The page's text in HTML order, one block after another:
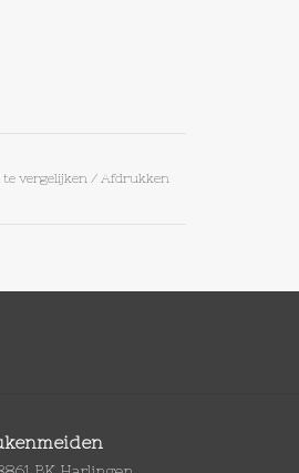
te vergelijken / Afdrukken